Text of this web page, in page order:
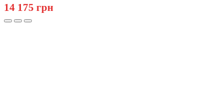
14 175 грн